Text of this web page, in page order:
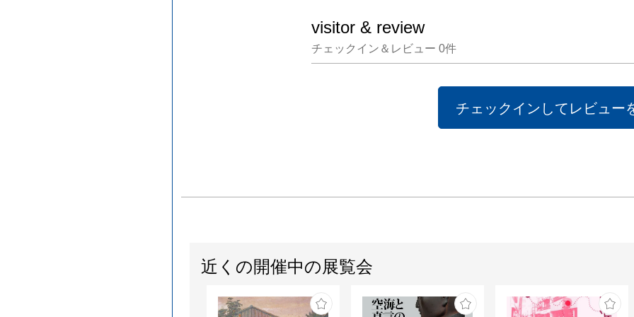
visitor & review
チェックイン＆レビュー 0件
チェックインしてレビュー
近くの開催中の展覧会